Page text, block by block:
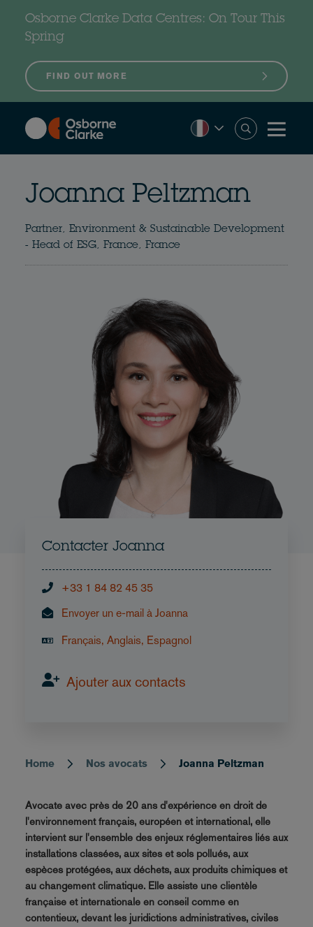
content
Osborne Clarke Data Centres: On Tour This
Spring
FIND OUT MORE
Joanna Peltzman
Partner, Environment & Sustainable Development
- Head of ESG, France, France
Breadcrumb
Home Nos avocats Joanna Peltzman
Avocate avec près de 20 ans d'expérience en droit de
l'environnement français, européen et international, elle
intervient sur l'ensemble des enjeux réglementaires liés aux
installations classées, aux sites et sols pollués, aux
espèces protégées, aux déchets, aux produits chimiques et
au changement climatique. Elle assiste une clientèle
française et internationale en conseil comme en
contentieux, devant les juridictions administratives, civiles
Contacter Joanna
+33 1 84 82 45 35
Envoyer un e-mail à Joanna
Français, Anglais, Espagnol
Ajouter aux contacts